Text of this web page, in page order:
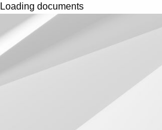
Loading documents